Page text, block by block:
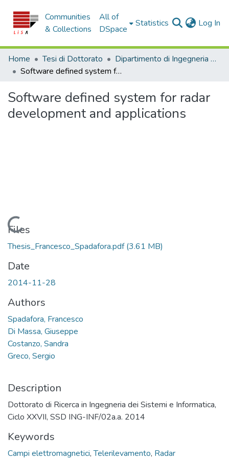
Communities
& Collections
All of
DSpace
Statistics Log In
Home Tesi di Dottorato
Dipartimento di Ingegneria Informatica, Modellistica, Elettronica e Sistemistica - Tesi di Dottorato
Software defined system for radar development and applications
Software defined system for radar
development and applications
Loading...
Files
Thesis_Francesco_Spadafora.pdf(3.61 MB)
Date
2014-11-28
Authors
Spadafora, Francesco
Di Massa, Giuseppe
Costanzo, Sandra
Greco, Sergio
Description
Dottorato di Ricerca in Ingegneria dei Sistemi e Informatica,
Ciclo XXVII, SSD ING-INF/02a.a. 2014
Keywords
Campi elettromagnetici,Telerilevamento, Radar